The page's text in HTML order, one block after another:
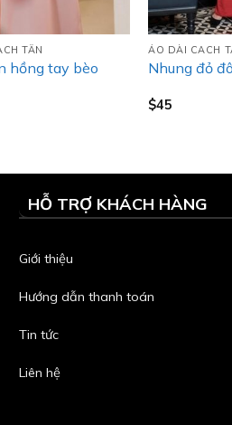
TÂN
hồng tay bèo
ÁO DÀI CACH
Nhung đỏ
$45
HỖ TRỢ KHÁCH HÀNG
Giới thiệu
Hướng dẫn thanh toán
Tin tức
Liên hệ